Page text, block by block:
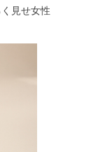
見せ女性